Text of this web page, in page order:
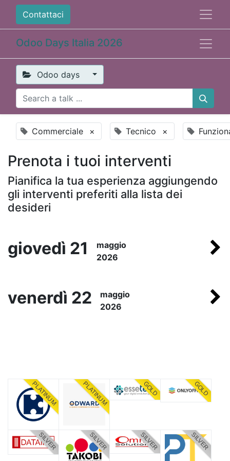
Contattaci
Odoo Days Italia 2026
Odoo days
Commerciale × Tecnico ×
Prenota i tuoi interventi
Pianifica la tua esperienza aggiungendo
gli interventi preferiti alla lista dei
desideri
giovedì 21
maggio
2026
venerdì 22
maggio
2026
PLATINUM PLATINUM GOLD GOLD
SILVER SILVER SILVER SILVER